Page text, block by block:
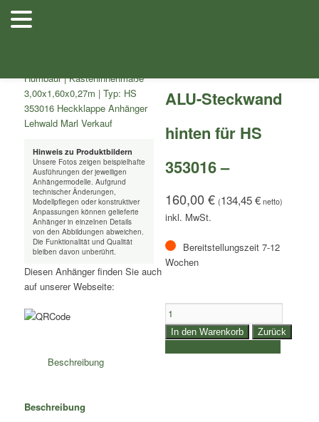
Zum
Inhalt
Shop
Hinweis zu Produktbildern
Unsere Fotos zeigen beispielhafte
Ausführungen der jeweiligen
Anhängermodelle. Aufgrund
technischer Änderungen,
Modellpflegen oder konstruktiver
Anpassungen können gelieferte
Anhänger in einzelnen Details
von den Abbildungen abweichen.
Die Funktionalität und Qualität
bleiben davon unberührt.
ALU-Steckwand
hinten für HS
353016 –
160,00€ (134,45€netto)
Bereitstellungszeit 7-12
Wochen
ALU-
Steckwand
hinten
für
In den Warenkorb Zurück
Diesen Anhänger finden Sie auch
auf unserer Webseite:
Beschreibung
Beschreibung